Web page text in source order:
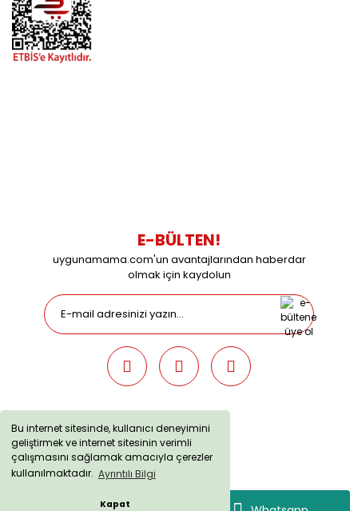
Bu internet sitesinde, kullanıcı deneyimini
geliştirmek ve internet sitesinin verimli
çalışmasını sağlamak amacıyla çerezler
kullanılmaktadır. Ayrıntılı Bilgi
Kapat
E-BÜLTEN!
uygunamama.com'un avantajlarından haberdar
olmak için kaydolun
uygunamama.com © 2019 - Tüm Hakları Saklıdır. Kredi kartı
bilgileriniz 256bit SSL sertifikası ile korunmaktadır.